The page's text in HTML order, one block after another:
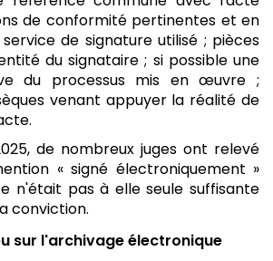
de conformité pertinentes et en
de signature utilisé ; pièces
du signataire ; si possible une
du processus mis en œuvre ;
venant appuyer la réalité de
de nombreux juges ont relevé
« signé électroniquement »
n'était pas à elle seule suffisante
conviction.
sur l'archivage électronique